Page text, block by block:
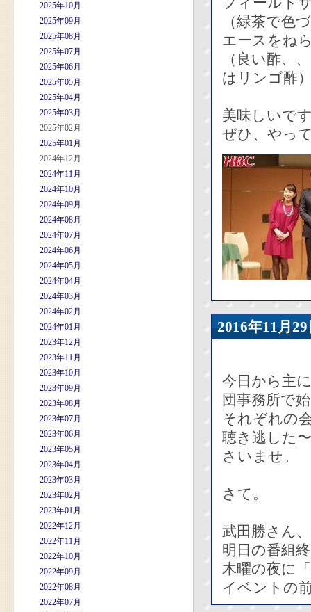
2025年10月
2025年09月
2025年08月
2025年07月
2025年06月
2025年05月
2025年04月
2025年03月
2025年02月
2025年01月
2024年12月
2024年11月
2024年10月
2024年09月
2024年08月
2024年07月
2024年06月
2024年05月
2024年04月
2024年03月
2024年02月
2024年01月
2023年12月
2023年11月
2023年10月
2023年09月
2023年08月
2023年07月
2023年06月
2023年05月
2023年04月
2023年03月
2023年02月
2023年01月
2022年12月
2022年11月
2022年10月
2022年09月
2022年08月
2022年07月
（緑茶で色
エースをね
（良い酢、
はリンゴ酢
美味しいで
ぜひ、やっ
2016年11
今日から主
団事務所で
それぞれの
聴き逃した
さいませ。
さて。
武田勝さん
明日の番組
木曜の夜に
イベントの